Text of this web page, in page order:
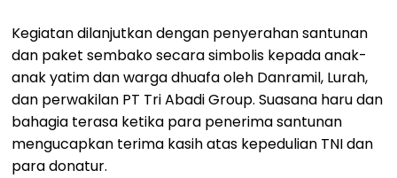
Kegiatan dilanjutkan dengan penyerahan santunan
dan paket sembako secara simbolis kepada anak-
anak yatim dan warga dhuafa oleh Danramil, Lurah,
dan perwakilan PT Tri Abadi Group. Suasana haru dan
bahagia terasa ketika para penerima santunan
mengucapkan terima kasih atas kepedulian TNI dan
para donatur.